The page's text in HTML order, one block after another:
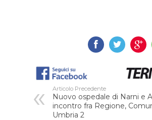
Articolo Precedente
Nuovo ospedale di Narni e
incontro fra Regione,
Umbria 2